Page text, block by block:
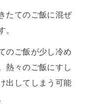
たてのご飯に混ぜ
。
のご飯が少し冷め
熱々のご飯にすし
出してしまう可能